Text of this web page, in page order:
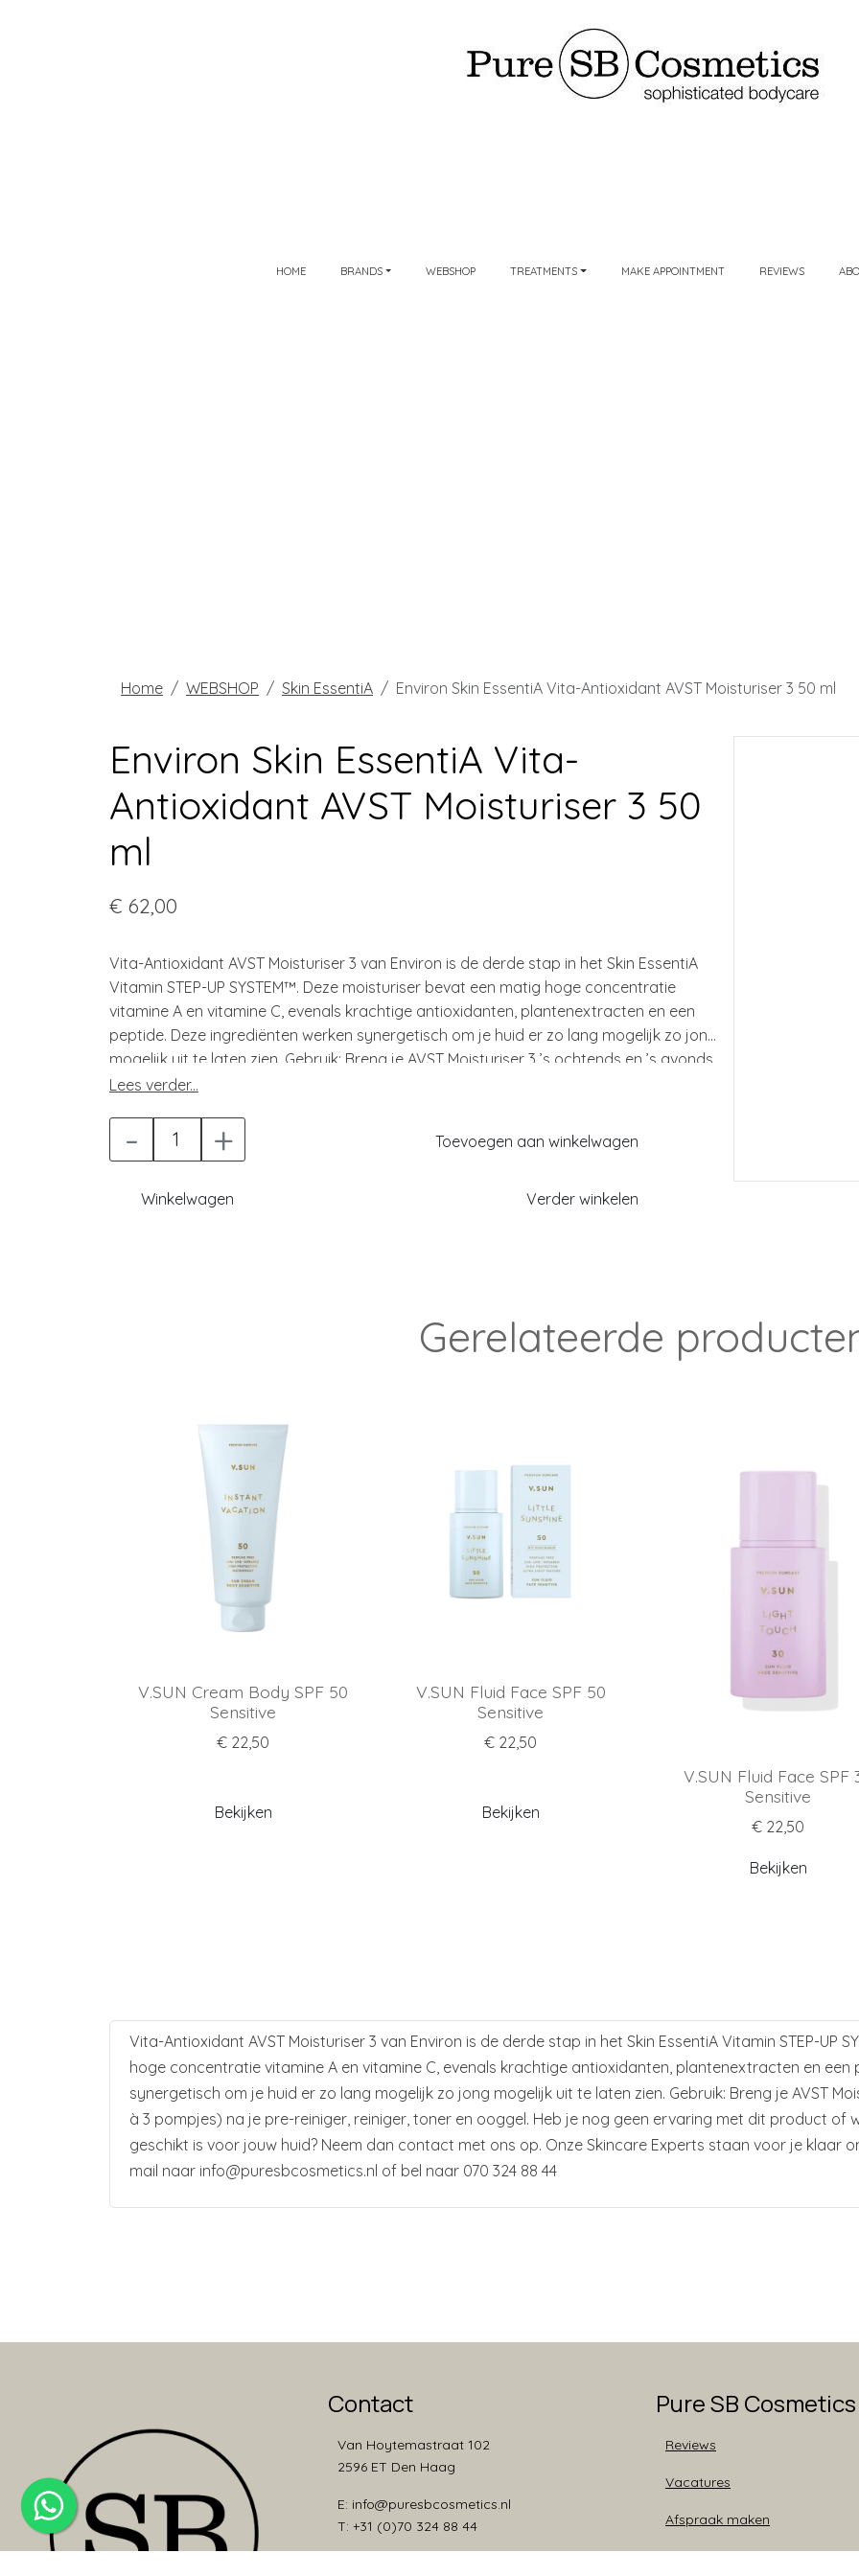
HOME BRANDS WEBSHOP TREATMENTS MAKE APPOINTMENT REVIEWS
Home WEBSHOP Skin EssentiA Environ Skin EssentiA Vita-Antioxidant AVST Moisturiser 3 50 ml
Environ Skin EssentiA Vita-
Antioxidant AVST Moisturiser 3 50
ml
€ 62,00
Vita-Antioxidant AVST Moisturiser 3 van Environ is de derde stap in het Skin EssentiA
Vitamin STEP-UP SYSTEM™. Deze moisturiser bevat een matig hoge concentratie
vitamine A en vitamine C, evenals krachtige antioxidanten, plantenextracten en een
peptide. Deze ingrediënten werken synergetisch om je huid er zo lang mogelijk zo jong
mogelijk uit te laten zien. Gebruik: Breng je AVST Moisturiser 3 ’s ochtends en ’s avonds
aan (2 à 3 pompjes) na je pre-reiniger, reiniger, toner en ooggel. Heb je nog geen
huid? Neem dan contact met ons op. Onze Skincare Experts staan voor je klaar om je
vragen te beantwoorden. Stuur een e-mail naar info@puresbcosmetics.nl of bel
Lees verder...
- + Toevoegen aan winkelwagen
Winkelwagen Verder winkelen
Gerelateerde
V.SUN Cream Body SPF 50
Sensitive
€ 22,50
Bekijken
V.SUN Fluid Face SPF 50
Sensitive
€ 22,50
Bekijken
V.SUN Fluid Face SPF
Sensitive
€ 22,50
Bekijken
Vita-Antioxidant AVST Moisturiser 3 van Environ is de derde stap in het Skin EssentiA Vitamin STEP-UP
hoge concentratie vitamine A en vitamine C, evenals krachtige antioxidanten, plantenextracten en een
synergetisch om je huid er zo lang mogelijk zo jong mogelijk uit te laten zien. Gebruik: Breng je AVST
à 3 pompjes) na je pre-reiniger, reiniger, toner en ooggel. Heb je nog geen ervaring met dit product of
geschikt is voor jouw huid? Neem dan contact met ons op. Onze Skincare Experts staan voor je klaar
mail naar info@puresbcosmetics.nl of bel naar 070 324 88 44
Contact
Van Hoytemastraat 102
2596 ET Den Haag
E: info@puresbcosmetics.nl
T: +31 (0)70 324 88 44
Pure SB Cosmetics
Reviews
Vacatures
Afspraak maken
Bezorgen & Retourneren